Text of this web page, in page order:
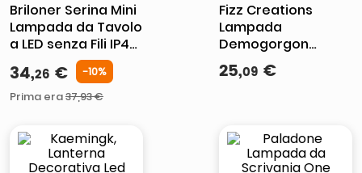
Briloner Serina Mini
Lampada da Tavolo
a LED senza Fili IP44
Dimmerabile
Bianca
34,26 € -10%
Prima era37,93€
Fizz Creations
Lampada
Demogorgon
Stranger Things
Incisione Laser Luce
25,09 €